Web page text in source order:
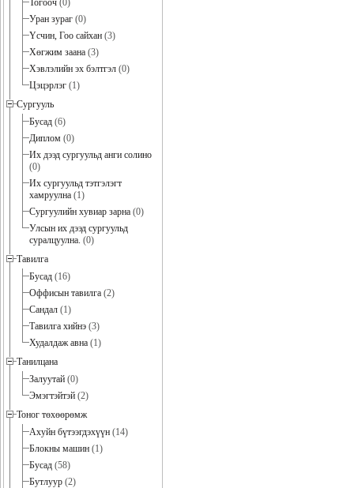
Тогооч (0)
Уран зураг (0)
Үсчин, Гоо сайхан (3)
Хөгжим заана (3)
Хэвлэлийн эх бэлтгэл (0)
Цэцэрлэг (1)
Сургууль
Бусад (6)
Диплом (0)
Их дээд сургуульд анги солино
(0)
Их сургуульд тэтгэлэгт
хамруулна (1)
Сургуулийн хувиар зарна (0)
Улсын их дээд сургуульд
суралцуулна. (0)
Тавилга
Бусад (16)
Оффисын тавилга (2)
Сандал (1)
Тавилга хийнэ (3)
Худалдаж авна (1)
Танилцана
Залуутай (0)
Эмэгтэйтэй (2)
Тоног төхөөрөмж
Ахуйн бүтээгдэхүүн (14)
Блокны машин (1)
Бусад (58)
Бутлуур (2)